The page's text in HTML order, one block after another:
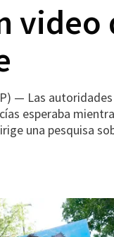
video
— Las
esperaba
una pesquisa